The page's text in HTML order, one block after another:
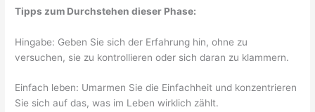
Tipps zum Durchstehen dieser Phase:
Hingabe: Geben Sie sich der Erfahrung hin, ohne zu
versuchen, sie zu kontrollieren oder sich daran zu klammern.
Einfach leben: Umarmen Sie die Einfachheit und konzentrieren
Sie sich auf das, was im Leben wirklich zählt.